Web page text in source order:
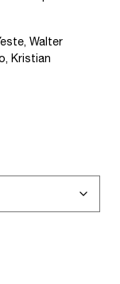
Walter
Kristian